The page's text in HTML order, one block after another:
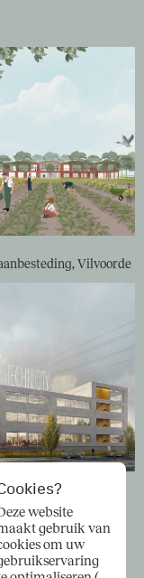
Vilvoorde
Anderlecht
website
gebruik van
om uw